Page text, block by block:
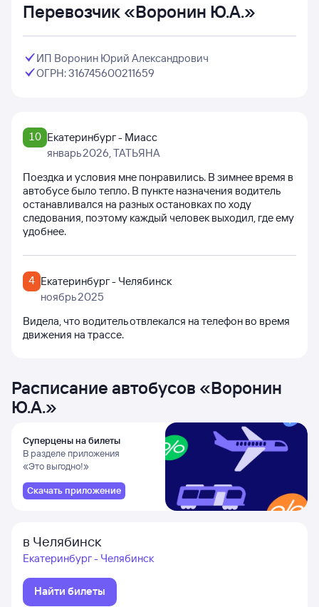
Перевозчик «Воронин Ю.А.»
ИП Воронин Юрий Александрович
ОГРН: 316745600211659
Расписание автобусов «Воронин
Ю.А.»
Суперцены на билеты
В разделе приложения
«Это выгодно!»
Скачать приложение
в Челябинск
Екатеринбург - Челябинск
Найти билеты
10 Екатеринбург - Миасс
январь 2026, ТАТЬЯНА
Поездка и условия мне понравились. В зимнее время в
автобусе было тепло. В пункте назначения водитель
останавливался на разных остановках по ходу
следования, поэтому каждый человек выходил, где ему
удобнее.
4 Екатеринбург - Челябинск
ноябрь 2025
Видела, что водитель отвлекался на телефон во время
движения на трассе.